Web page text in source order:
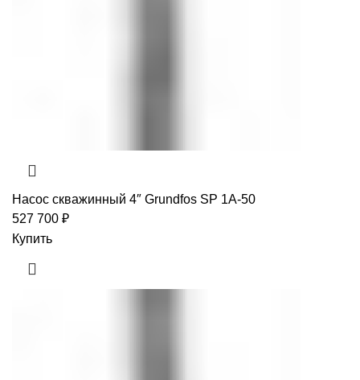
Насос скважинный 4″ Grundfos SP 1A-50
527 700 ₽
Купить